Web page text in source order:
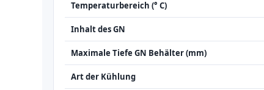
Temperaturbereich (° C)
Inhalt des GN
Maximale Tiefe GN Behälter (mm)
Art der Kühlung